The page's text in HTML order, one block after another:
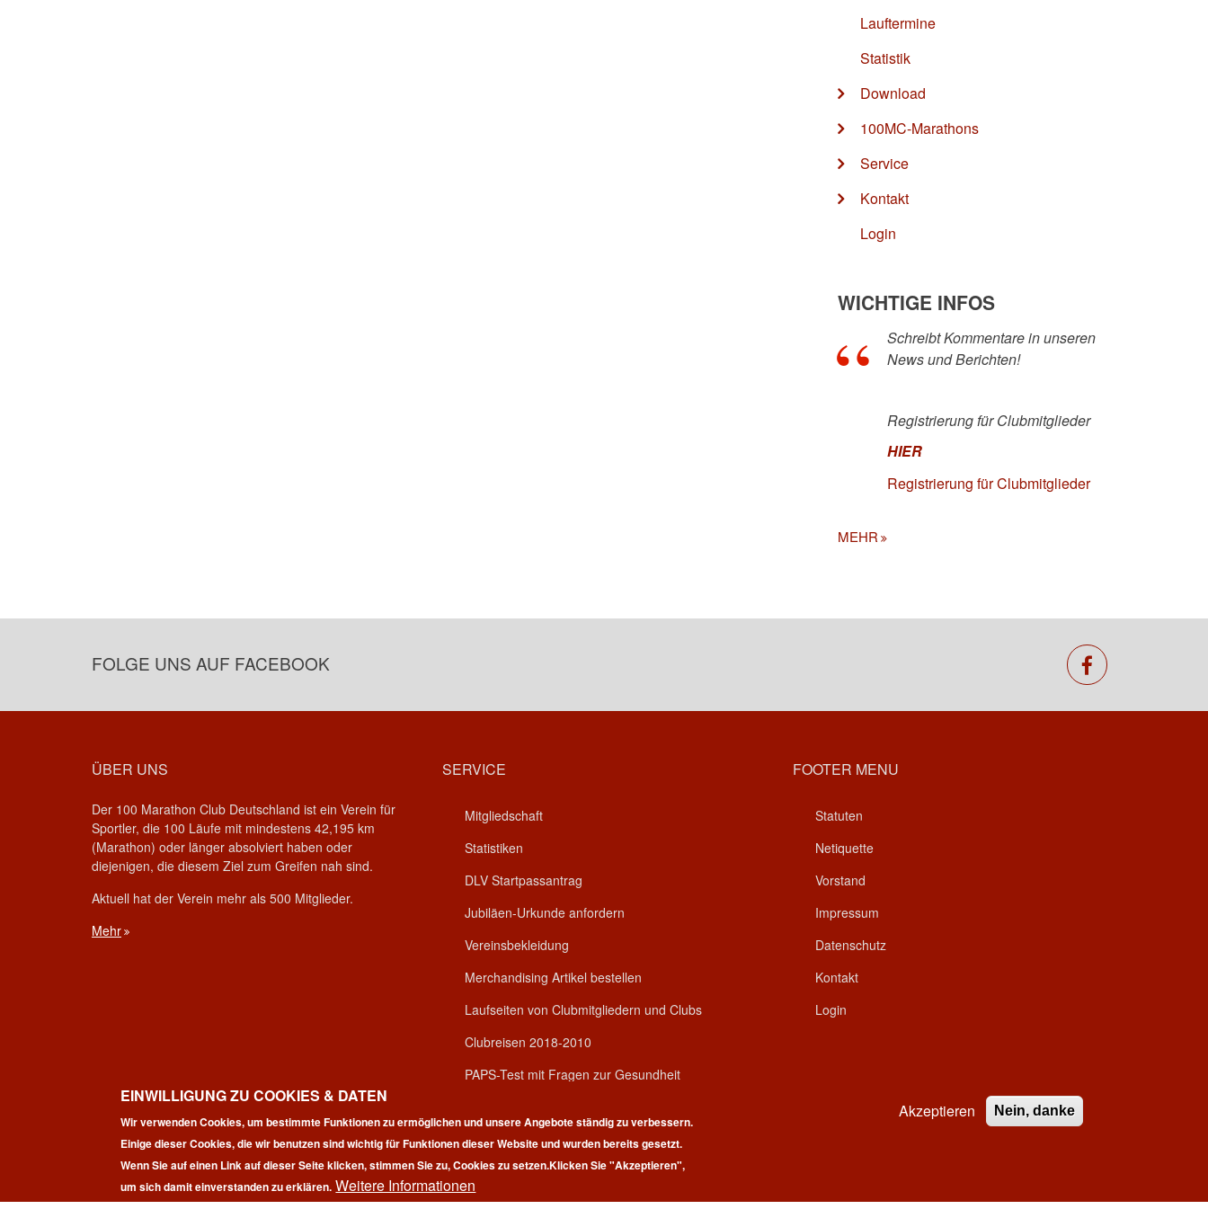
Lauftermine
Statistik
Download
100MC-Marathons
Service
Kontakt
Login
WICHTIGE INFOS
Schreibt Kommentare in unseren
News und Berichten!
Registrierung für Clubmitglieder
HIER
Registrierung für Clubmitglieder
MEHR
FOLGE UNS AUF FACEBOOK facebook
ÜBER UNS
Der 100 Marathon Club Deutschland ist ein Verein für
Sportler, die 100 Läufe mit mindestens 42,195 km
(Marathon) oder länger absolviert haben oder
diejenigen, die diesem Ziel zum Greifen nah sind.
Aktuell hat der Verein mehr als 500 Mitglieder.
Mehr
SERVICE
Mitgliedschaft
Statistiken
DLV Startpassantrag
Jubiläen-Urkunde anfordern
Vereinsbekleidung
Merchandising Artikel bestellen
Laufseiten von Clubmitgliedern und Clubs
Clubreisen 2018-2010
PAPS-Test mit Fragen zur Gesundheit
FOOTER MENU
Statuten
Netiquette
Vorstand
Impressum
Datenschutz
Kontakt
Login
Copyright © 2026 | 100 Marathon Club Deutschland e.V. | All rights reserved.
EINWILLIGUNG ZU COOKIES & DATEN
Wir verwenden Cookies, um bestimmte Funktionen zu ermöglichen und unsere Angebote ständig zu verbessern.
Einige dieser Cookies, die wir benutzen sind wichtig für Funktionen dieser Website und wurden bereits gesetzt.
Wenn Sie auf einen Link auf dieser Seite klicken, stimmen Sie zu, Cookies zu setzen.Klicken Sie "Akzeptieren",
um sich damit einverstanden zu erklären. Weitere Informationen
Akzeptieren Nein, danke